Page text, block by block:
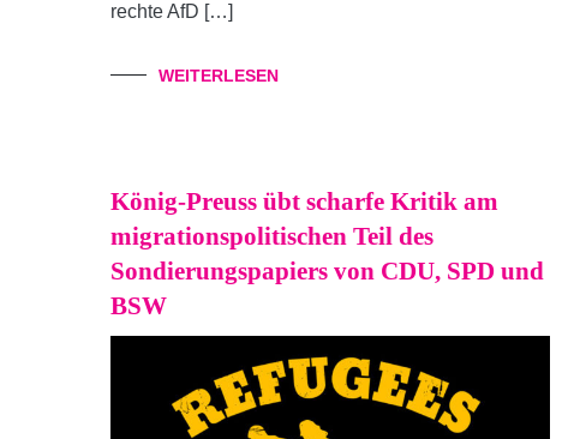
rechte AfD […]
WEITERLESEN
König-Preuss übt scharfe Kritik am
migrationspolitischen Teil des
Sondierungspapiers von CDU, SPD und
BSW